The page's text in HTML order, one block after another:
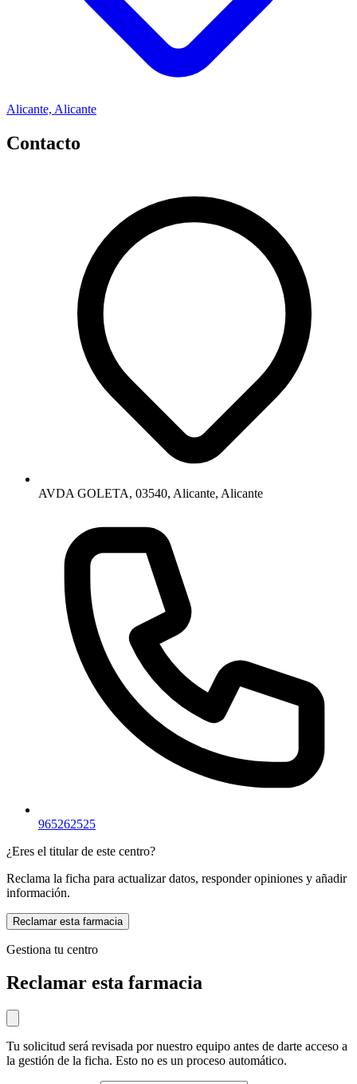
Alicante, Alicante
Contacto
AVDA GOLETA, 03540, Alicante, Alicante
965262525
¿Eres el titular de este centro?
Reclama la ficha para actualizar datos, responder opiniones y añadir
información.
Reclamar esta farmacia
Gestiona tu centro
Reclamar esta farmacia
Tu solicitud será revisada por nuestro equipo antes de darte acceso a
la gestión de la ficha. Esto no es un proceso automático.